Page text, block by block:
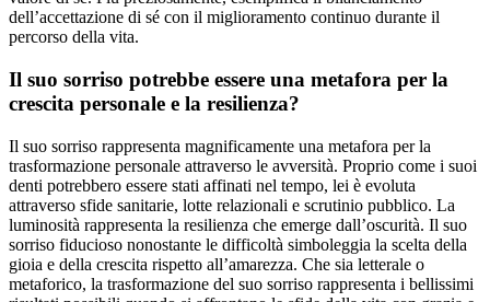
dell’accettazione di sé con il miglioramento continuo durante il
percorso della vita.
Il suo sorriso potrebbe essere una metafora per la
crescita personale e la resilienza?
Il suo sorriso rappresenta magnificamente una metafora per la
trasformazione personale attraverso le avversità. Proprio come i suoi
denti potrebbero essere stati affinati nel tempo, lei è evoluta
attraverso sfide sanitarie, lotte relazionali e scrutinio pubblico. La
luminosità rappresenta la resilienza che emerge dall’oscurità. Il suo
sorriso fiducioso nonostante le difficoltà simboleggia la scelta della
gioia e della crescita rispetto all’amarezza. Che sia letterale o
metaforico, la trasformazione del suo sorriso rappresenta i bellissimi